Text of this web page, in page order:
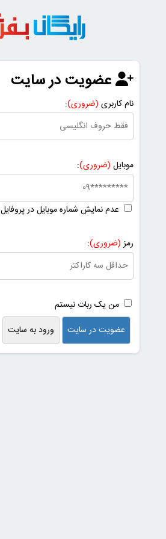
عضویت در سایت
نام کاربری (ضروری):
موبایل (ضروری):
عدم نمایش شماره موبایل در پروفایل
رمز(ضروری):
من یک ربات نیستم